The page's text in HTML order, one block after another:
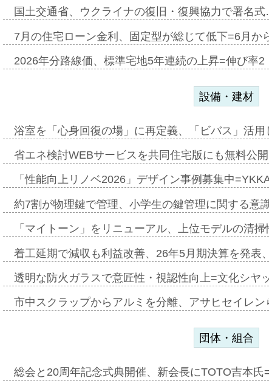
国土交通省、ウクライナの復旧・復興協力で署名
7月の住宅ローン金利、固定型が総じて低下=6月か
2026年分路線価、標準宅地5年連続の上昇=伸び率
設備・建材
浴室を「心身回復の場」に再定義、「ビバス」活
省エネ検討WEBサービスを共同住宅版にも無料公
「性能向上リノベ2026」デザイン事例募集中
約7割が物理鍵で管理、小学生の鍵管理に関する意
「マイトーン」をリニューアル、上位モデルの清
着工延期で減収も利益改善、26年5月期決算を発表
透明な防火ガラスで意匠性・視認性向上=文化シヤ
市中スクラップからアルミを分離、アサヒセイレ
団体・組合
総会と20周年記念式典開催、新会長にTOTO吉本氏